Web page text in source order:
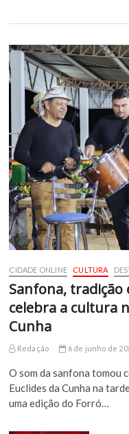
CIDADE ONLINE CULTURA
Sanfona, tradição
celebra a cultura
Cunha
Redação 6 de junho de
O som da sanfona tomou
Euclides da Cunha na
uma edição do Forró…